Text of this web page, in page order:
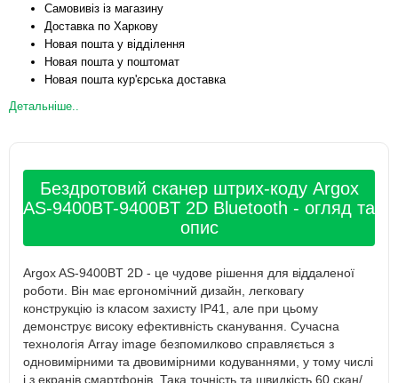
Самовивіз із магазину
Доставка по Харкову
Новая пошта у відділення
Новая пошта у поштомат
Новая пошта кур'єрська доставка
Детальніше..
Бездротовий сканер штрих-коду Argox
AS-9400BT-9400BT 2D Bluetooth - огляд та
опис
Argox AS-9400BT 2D - це чудове рішення для віддаленої
роботи. Він має ергономічний дизайн, легковагу
конструкцію із класом захисту IP41, але при цьому
демонструє високу ефективність сканування. Сучасна
технологія Array image безпомилково справляється з
одновимірними та двовимірними кодуваннями, у тому числі
і з екранів смартфонів. Така точність та швидкість 60 скан/